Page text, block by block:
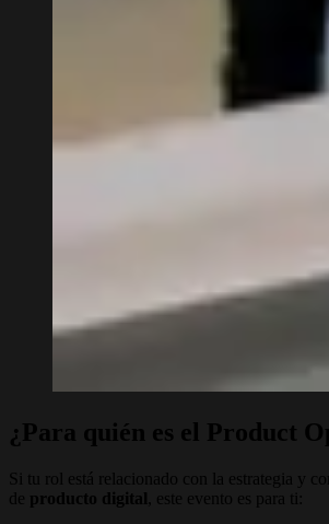
¿Para quién es el Product
Si tu rol está relacionado con la estrategia y
de producto digital , este evento es para ti: